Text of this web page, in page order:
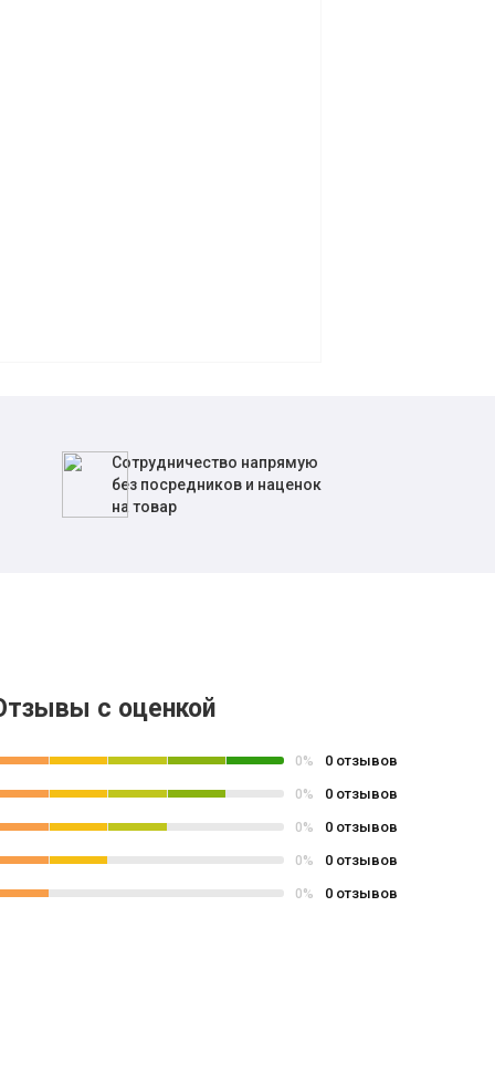
Сотрудничество напрямую
без посредников и наценок
на товар
с оценкой
0% 0 отзывов
0% 0 отзывов
0% 0 отзывов
0% 0 отзывов
0% 0 отзывов